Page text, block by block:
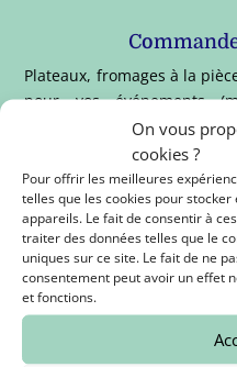
On vous
cookies ?
Pour offrir les meilleures
telles que les cookies pour
appareils. Le fait de consentir à
traiter des données telles que le
uniques sur ce site. Le fait de ne
consentement peut avoir un effet
et fonctions.
Plateaux, fromages à la
pour vos événements
d'entreprises ...).
Payez en toute sécurité par
avec notre plateforme